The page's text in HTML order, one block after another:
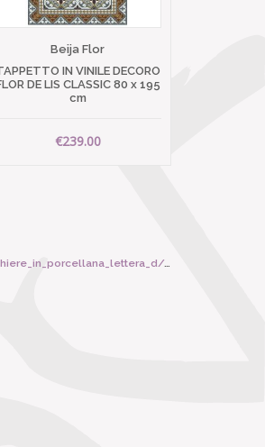
Beija Flor
IN VINILE DECORO
DE LIS CLASSIC 80 x 195
cm
€239.00
4464